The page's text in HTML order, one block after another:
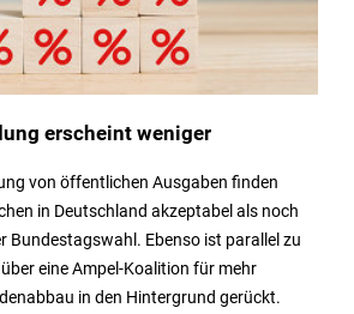
erscheint weniger
von öffentlichen Ausgaben finden
in Deutschland akzeptabel als noch
Bundestagswahl. Ebenso ist parallel zu
eine Ampel-Koalition für mehr
in den Hintergrund gerückt.